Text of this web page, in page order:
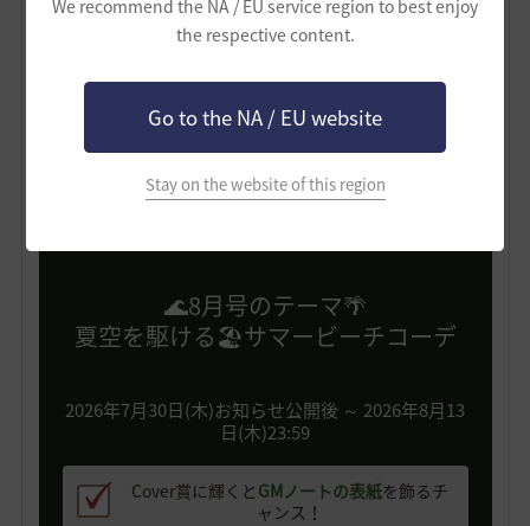
We recommend the NA / EU service region to best enjoy
the respective content.
Go to the NA / EU website
Stay on the website of this region
月刊SABAKU！
ファッションモデルに挑戦！
～8月号～
🌊8月号のテーマ🌴
夏空を駆ける🏖️サマービーチコーデ
2026年7月30日(木)お知らせ公開後 ～ 2026年8月13
日(木)23:59
Cover賞に輝くと GMノートの表紙を飾るチ
ャンス！